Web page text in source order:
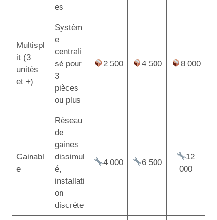
es
Multispl
it (3
unités
et +)
Systèm
e
centrali
sé pour
3
pièces
ou plus
2 500 4 500 8 000
Gainabl
e
Réseau
de
gaines
dissimul
é,
installati
on
discrète
4 000 6 500
12
000